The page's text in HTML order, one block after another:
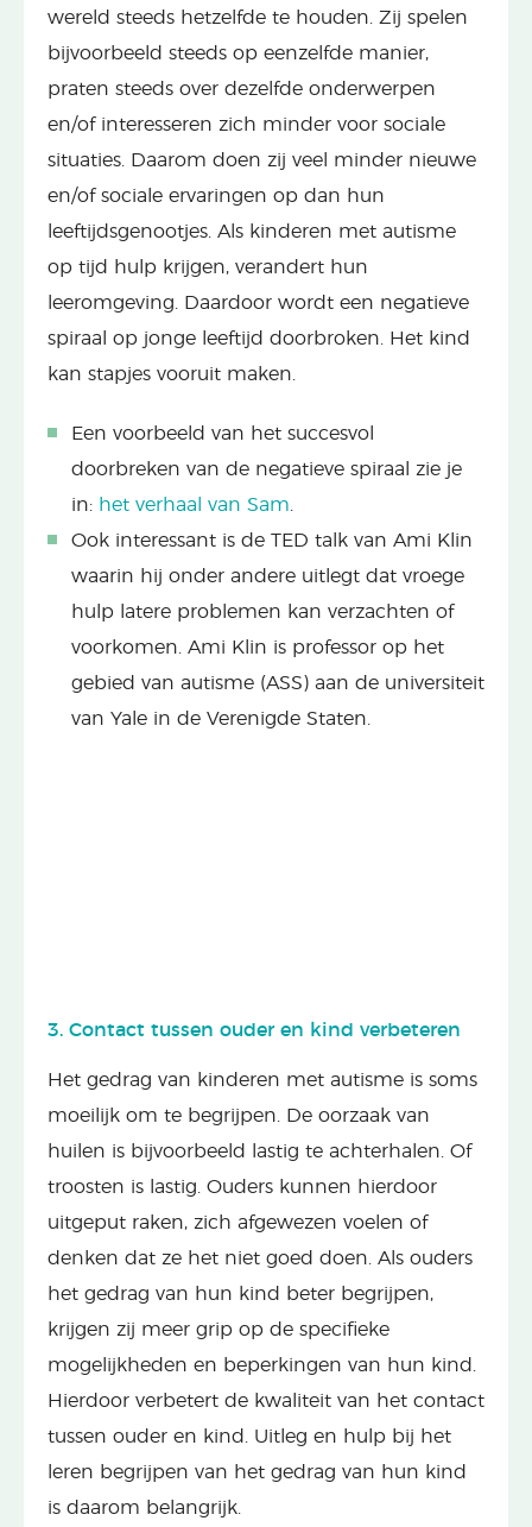
wereld steeds hetzelfde te houden. Zij spelen
bijvoorbeeld steeds op eenzelfde manier,
praten steeds over dezelfde onderwerpen
en/of interesseren zich minder voor sociale
situaties. Daarom doen zij veel minder nieuwe
en/of sociale ervaringen op dan hun
leeftijdsgenootjes. Als kinderen met autisme
op tijd hulp krijgen, verandert hun
leeromgeving. Daardoor wordt een negatieve
spiraal op jonge leeftijd doorbroken. Het kind
kan stapjes vooruit maken.
Een voorbeeld van het succesvol
doorbreken van de negatieve spiraal zie je
in: het verhaal van Sam
Ook interessant is de TED talk van Ami Klin
waarin hij onder andere uitlegt dat vroege
hulp latere problemen kan verzachten of
voorkomen. Ami Klin is professor op het
gebied van autisme (ASS) aan de universiteit
van Yale in de Verenigde Staten.
3. Contact tussen ouder en kind verbeteren
Het gedrag van kinderen met autisme is soms
moeilijk om te begrijpen. De oorzaak van
huilen is bijvoorbeeld lastig te achterhalen. Of
troosten is lastig. Ouders kunnen hierdoor
uitgeput raken, zich afgewezen voelen of
denken dat ze het niet goed doen. Als ouders
het gedrag van hun kind beter begrijpen,
krijgen zij meer grip op de specifieke
mogelijkheden en beperkingen van hun kind.
Hierdoor verbetert de kwaliteit van het contact
tussen ouder en kind. Uitleg en hulp bij het
leren begrijpen van het gedrag van hun kind
is daarom belangrijk.